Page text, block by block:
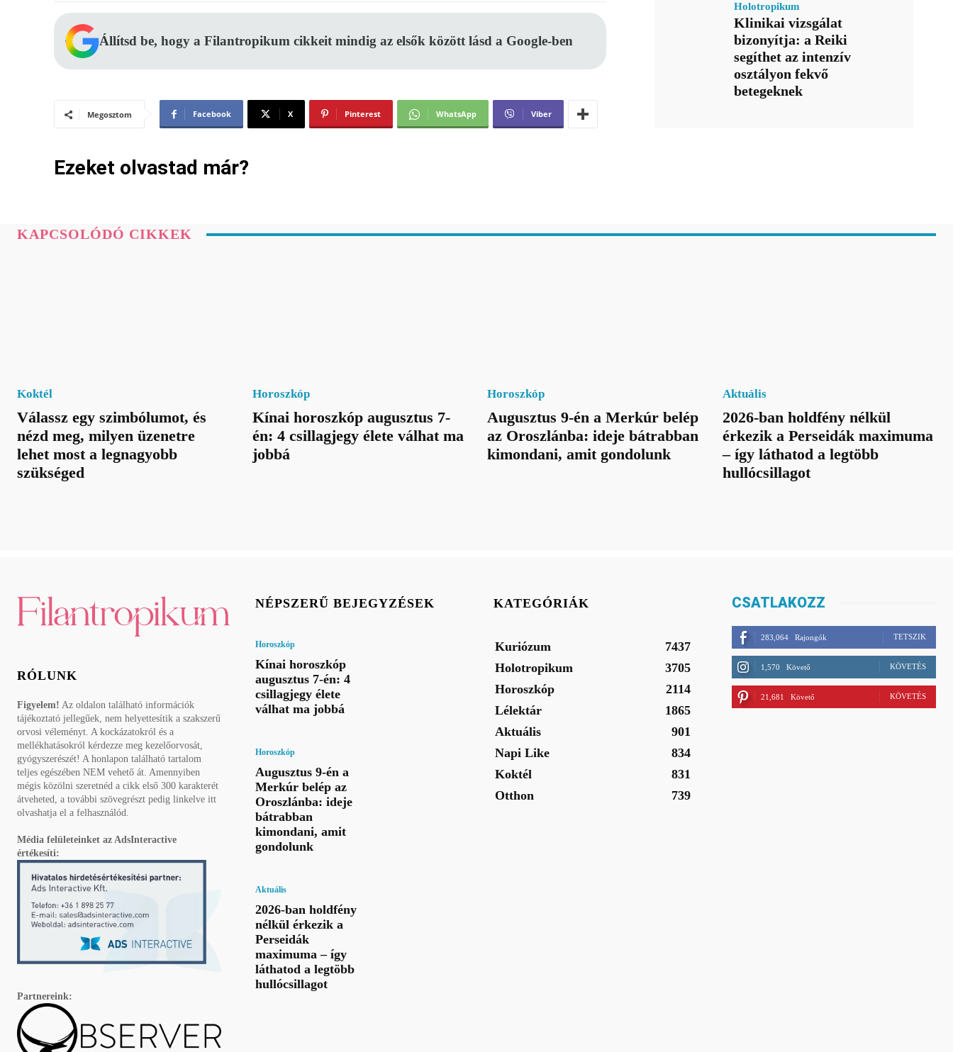
Állítsd be, hogy a Filantropikum cikkeit mindig az elsők között lásd a Google-ben
Megosztom Facebook X Pinterest WhatsApp Viber
Ezeket olvastad már?
Holotropikum
Klinikai vizsgálat
bizonyítja: a Reiki
segíthet az intenzív
osztályon fekvő
betegeknek
KAPCSOLÓDÓ CIKKEK
Koktél
Válassz egy szimbólumot, és
nézd meg, milyen üzenetre
lehet most a legnagyobb
szükséged
Horoszkóp
Kínai horoszkóp augusztus 7-
én: 4 csillagjegy élete válhat ma
jobbá
Horoszkóp
Augusztus 9-én a Merkúr belép
az Oroszlánba: ideje bátrabban
kimondani, amit gondolunk
Aktuális
2026-ban holdfény nélkül
érkezik a Perseidák maximuma
– így láthatod a legtöbb
hullócsillagot
RÓLUNK
Figyelem! Az oldalon található információk
tájékoztató jellegűek, nem helyettesítik a szakszerű
orvosi véleményt. A kockázatokról és a
mellékhatásokról kérdezze meg kezelőorvosát,
gyógyszerészét! A honlapon található tartalom
teljes egészében NEM vehető át. Amennyiben
mégis közölni szeretnéd a cikk első 300 karakterét
átveheted, a további szövegrészt pedig linkelve itt
olvashatja el a felhasználód.
Média felületeinket az AdsInteractive
értékesíti:
Partnereink:
NÉPSZERŰ BEJEGYZÉSEK
Horoszkóp
Kínai horoszkóp
augusztus 7-én: 4
csillagjegy élete
válhat ma jobbá
Horoszkóp
Augusztus 9-én a
Merkúr belép az
Oroszlánba: ideje
bátrabban
kimondani, amit
gondolunk
Aktuális
2026-ban holdfény
nélkül érkezik a
Perseidák
maximuma – így
láthatod a legtöbb
hullócsillagot
KATEGÓRIÁK
Kuriózum
7437
Holotropikum
3705
Horoszkóp
2114
Lélektár
1865
Aktuális
901
Napi Like
834
Koktél
831
Otthon
739
CSATLAKOZZ
283,064 Rajongók TETSZIK
1,570 Követő KÖVETÉS
21,681 Követő KÖVETÉS